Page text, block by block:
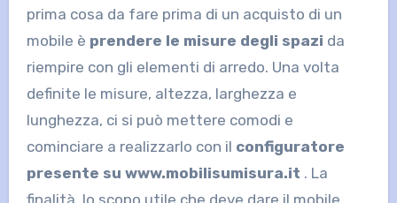
prima cosa da fare prima di un acquisto di un
mobile è prendere le misure degli spazi da
riempire con gli elementi di arredo. Una volta
definite le misure, altezza, larghezza e
lunghezza, ci si può mettere comodi e
cominciare a realizzarlo con il configuratore
presente su www.mobilisumisura.it . La
finalità, lo scopo utile che deve dare il mobile,